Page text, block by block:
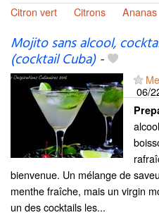
Citron vert
Citrons Ananas
Mojito sans alcool,
(cocktail Cuba)-
06/
bienvenue. Un mélange de
menthe fraîche, mais un virgin
un des cocktails les...